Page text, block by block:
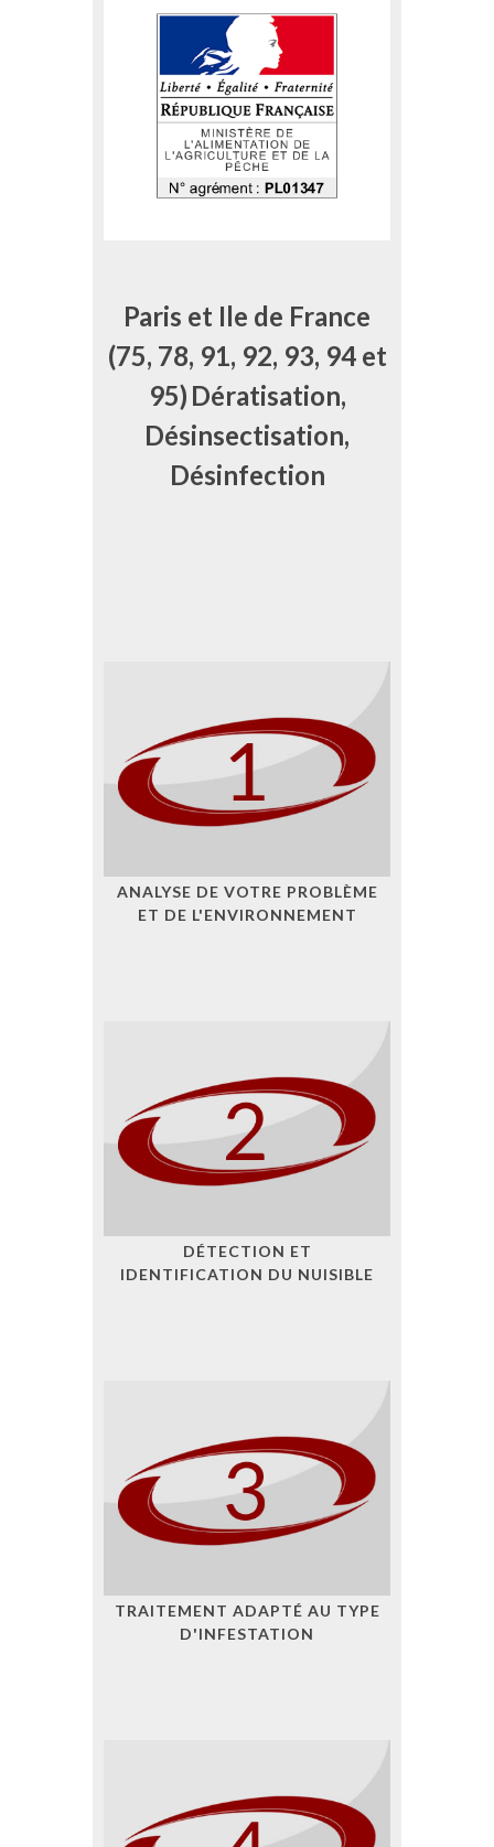
Paris et Ile de France
(75, 78, 91, 92, 93, 94 et
95) Dératisation,
Désinsectisation,
Désinfection
ANALYSE DE VOTRE PROBLÈME
ET DE L'ENVIRONNEMENT
DÉTECTION ET
IDENTIFICATION DU NUISIBLE
TRAITEMENT ADAPTÉ AU TYPE
D'INFESTATION